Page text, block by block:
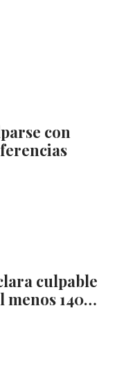
con
culpable
menos 140…